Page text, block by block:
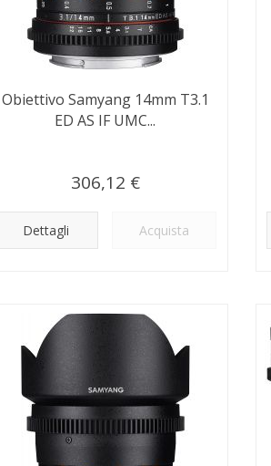
Obiettivo Samyang 14mm T3.1
ED AS IF UMC...
306,12 €
Dettagli Acquista